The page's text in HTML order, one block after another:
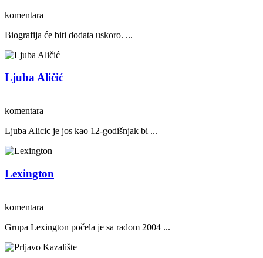
komentara
Biografija će biti dodata uskoro. ...
Ljuba Aličić
komentara
Ljuba Alicic je jos kao 12-godišnjak bi ...
Lexington
komentara
Grupa Lexington počela je sa radom 2004 ...